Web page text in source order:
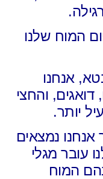
המוח שלנו
אנחנו
דואגים, והחצי
יותר.
אנחנו נמצאים
עובר מגלי
המוח